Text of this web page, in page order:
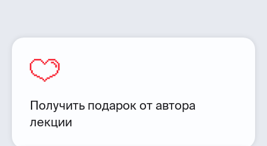
Получить подарок от автора
лекции